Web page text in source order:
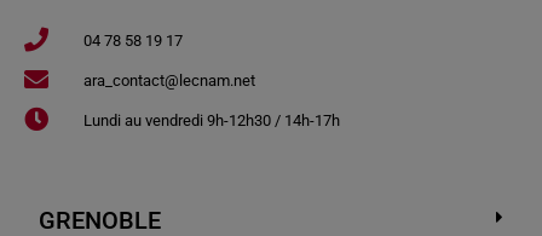
04 78 58 19 17​
ara_contact@lecnam.net
Lundi au vendredi 9h-12h30 / 14h-17h
GRENOBLE